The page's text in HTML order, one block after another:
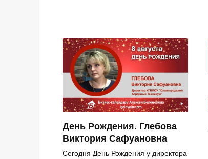
День Рождения. Глебова
Виктория Сафуановна
Сегодня День Рождения у директора